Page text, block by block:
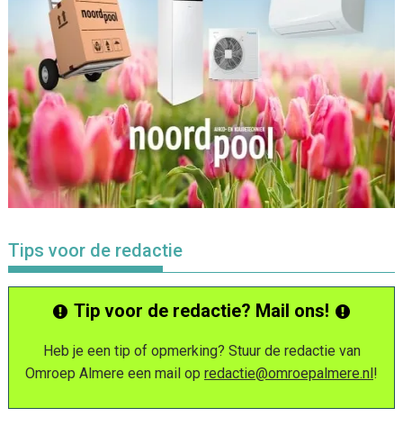
Tips voor de redactie
Tip voor de redactie? Mail ons!
Heb je een tip of opmerking? Stuur de redactie van
Omroep Almere een mail op redactie@omroepalmere.nl!